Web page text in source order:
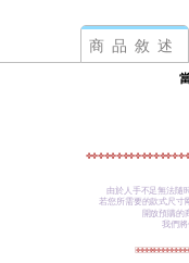
商品敘述